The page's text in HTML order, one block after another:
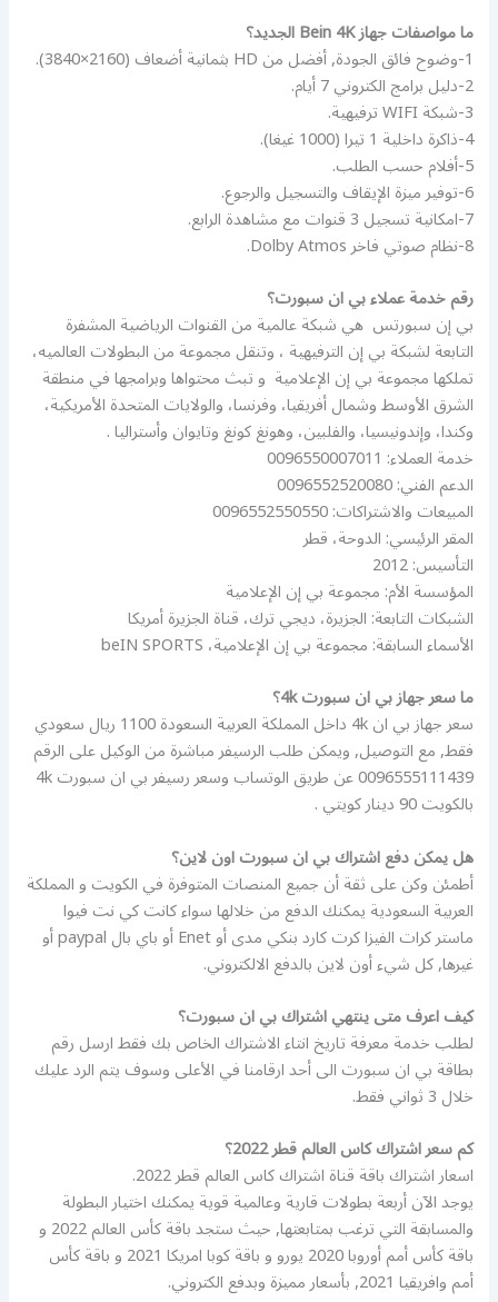
ما مواصفات جهاز Bein 4K الجديد؟
1-وضوح فائق الجودة, أفضل من HD بثمانية أضعاف (2160×3840).
2-دليل برامج الكتروني 7 أيام.
3-شبكة WIFI ترفيهية.
4-ذاكرة داخلية 1 تيرا (1000 غيغا).
5-أفلام حسب الطلب.
6-توفير ميزة الإيقاف والتسجيل والرجوع.
7-امكانية تسجيل 3 قنوات مع مشاهدة الرابع.
8-نظام صوتي فاخر Dolby Atmos.
رقم خدمة عملاء بي ان سبورت؟
بي إن سبورتس ‏ هي شبكة عالمية من القنوات الرياضية المشفرة
التابعة لشبكة بي إن الترفيهية ‏، وتنقل مجموعة من البطولات العالميه،
تملكها مجموعة بي إن الإعلامية ‏ و تبث محتواها وبرامجها في منطقة
الشرق الأوسط وشمال أفريقيا، وفرنسا، والولايات المتحدة الأمريكية،
وكندا، وإندونيسيا، والفلبين، وهونغ كونغ وتايوان وأستراليا .
خدمة العملاء: 0096550007011
الدعم الفني: 0096552520080
المبيعات والاشتراكات: 0096552550550
المقر الرئيسي: الدوحة، قطر
التأسيس: 2012
المؤسسة الأم: مجموعة بي إن الإعلامية
الشبكات التابعة: الجزيرة، ديجي ترك، قناة الجزيرة أمريكا
الأسماء السابقة: مجموعة بي إن الإعلامية، beIN SPORTS
ما سعر جهاز بي ان سبورت 4k؟
سعر جهاز بي ان 4k داخل المملكة العربية السعودة 1100 ريال سعودي
فقط, مع التوصيل, ويمكن طلب الرسيفر مباشرة من الوكيل على الرقم
0096555111439 عن طريق الوتساب وسعر رسيفر بي ان سبورت 4k
بالكويت 90 دينار كويتي .
هل يمكن دفع اشتراك بي ان سبورت اون لاين؟
أطمئن وكن على ثقة أن جميع المنصات المتوفرة في الكويت و المملكة
العربية السعودية يمكنك الدفع من خلالها سواء كانت كي نت فيوا
ماستر كرات الفيزا كرت كارد بنكي مدى أو Enet أو باي بال paypal أو
غيرها, كل شيء أون لاين بالدفع الالكتروني.
كيف اعرف متى ينتهي اشتراك بي ان سبورت؟
لطلب خدمة معرفة تاريخ انتاء الاشتراك الخاص بك فقط ارسل رقم
بطاقة بي ان سبورت الى أحد ارقامنا في الأعلى وسوف يتم الرد عليك
خلال 3 ثواني فقط.
كم سعر اشتراك كاس العالم قطر 2022؟
اسعار اشتراك باقة قناة اشتراك كاس العالم قطر 2022.
يوجد الآن أربعة بطولات قارية وعالمية قوية يمكنك اختيار البطولة
والمسابقة التي ترغب بمتابعتها, حيث ستجد باقة كأس العالم 2022 و
باقة كأس أمم أوروبا 2020 يورو و باقة كوبا امريكا 2021 و باقة كأس
أمم وافريقيا 2021, بأسعار مميزة وبدفع الكتروني.